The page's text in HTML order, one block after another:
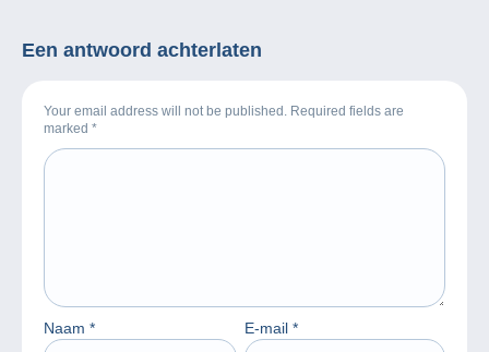
Een antwoord achterlaten
Your email address will not be published. Required fields are
marked *
Naam * E-mail *